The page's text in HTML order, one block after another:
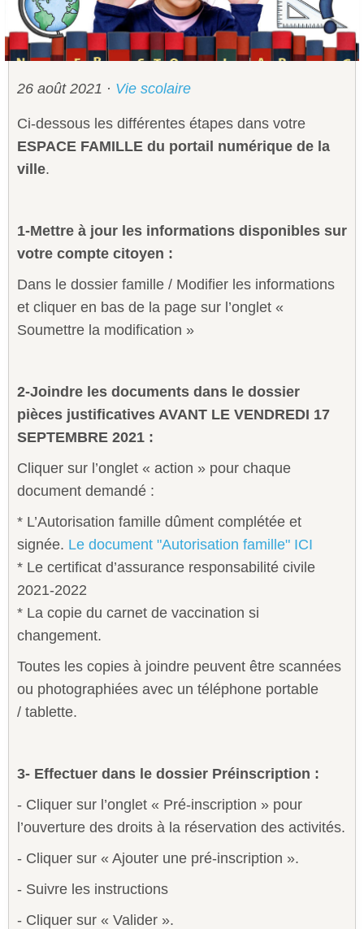
Sécurité civile
Sécurité publique
26 août 2021 · Vie scolaire
Ci-dessous les différentes étapes dans votre
ESPACE FAMILLE du portail numérique de la
ville.
1-Mettre à jour les informations disponibles sur
votre compte citoyen :
Dans le dossier famille / Modifier les informations
et cliquer en bas de la page sur l’onglet «
Soumettre la modification »
2-Joindre les documents dans le dossier
pièces justificatives AVANT LE VENDREDI 17
SEPTEMBRE 2021 :
Cliquer sur l’onglet « action » pour chaque
document demandé :
* L’Autorisation famille dûment complétée et
signée. Le document "Autorisation famille" ICI
* Le certificat d’assurance responsabilité civile
2021-2022
* La copie du carnet de vaccination si
changement.
Toutes les copies à joindre peuvent être scannées
ou photographiées avec un téléphone portable
/ tablette.
3- Effectuer dans le dossier Préinscription :
- Cliquer sur l’onglet « Pré-inscription » pour
l’ouverture des droits à la réservation des activités.
- Cliquer sur « Ajouter une pré-inscription ».
- Suivre les instructions
- Cliquer sur « Valider ».